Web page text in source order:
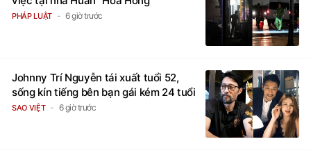
PHÁP LUẬT 6 giờ trước
Johnny Trí Nguyễn tái xuất tuổi 52,
sống kín tiếng bên bạn gái kém 24 tuổi
SAO VIỆT 6 giờ trước